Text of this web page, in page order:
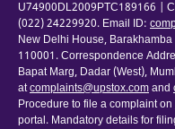
U74900DL2009PTC189166 |
(022) 24229920. Email ID:
New Delhi House,
110001. Correspondence
Bapat Marg, Dadar (West),
atcomplaints@upstox.comand
Procedure to file a complaint on
portal. Mandatory details for